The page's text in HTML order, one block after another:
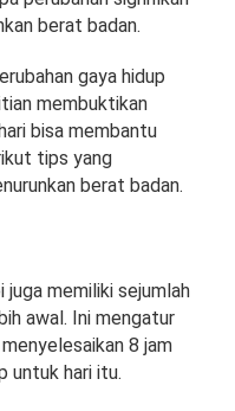
berat badan.
gaya hidup
membuktikan
bisa membantu
tips yang
berat badan.
memiliki sejumlah
awal. Ini mengatur
8 jam
untuk hari itu.